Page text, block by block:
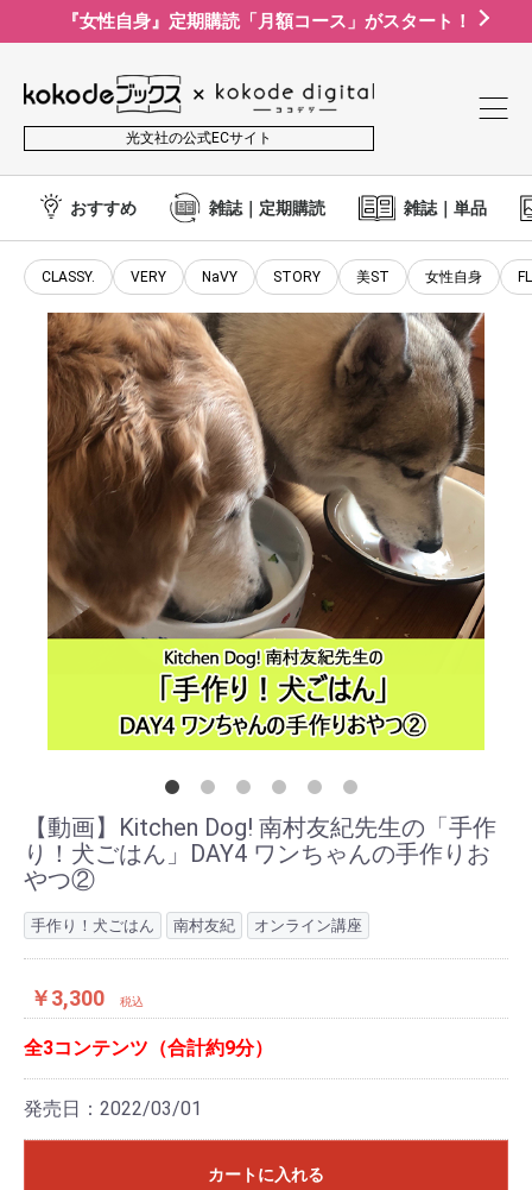
『女性自身』定期購読「月額コース」がスタート！
光文社の公式ECサイト
おすすめ 雑誌｜定期購読 雑誌｜単品
CLASSY. VERY NaVY STORY 美ST 女性自身
【動画】Kitchen Dog! 南村友紀先生の「手作
り！犬ごはん」DAY4 ワンちゃんの手作りお
やつ②
手作り！犬ごはん 南村友紀 オンライン講座
￥3,300 税込
全3コンテンツ（合計約9分）
発売日：2022/03/01
カートに入れる